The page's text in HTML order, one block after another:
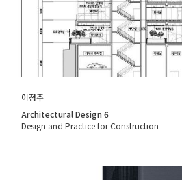
이정주
Architectural Design 6
Design and Practice for Construction